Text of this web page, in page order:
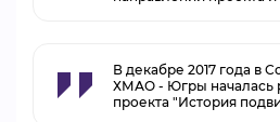
В декабре 2017 года в
ХМАО - Югры началась
проекта "История